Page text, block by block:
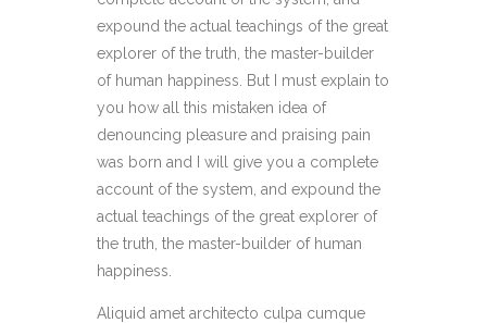
expound the actual teachings of the great
explorer of the truth, the master-builder
of human happiness. But I must explain to
you how all this mistaken idea of
denouncing pleasure and praising pain
was born and I will give you a complete
account of the system, and expound the
actual teachings of the great explorer of
the truth, the master-builder of human
happiness.
Aliquid amet architecto culpa cumque